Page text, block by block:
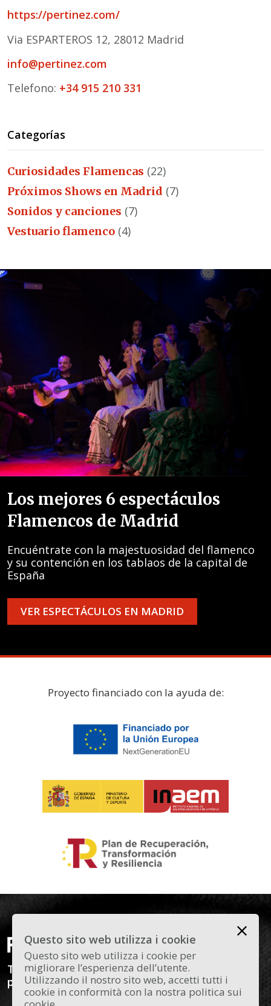
https://pertinez.com/
Via ESPARTEROS 12, 28012 Madrid
info@pertinez.com
Telefono: +34 915 210 331
Categorías
Curiosidades Flamencas (22)
Próximos Shows en Madrid (7)
Sonidos y canciones (7)
Vestuario flamenco (4)
Los mejores 6 espectáculos
Flamencos de Madrid
Encuéntrate con la majestuosidad del flamenco
y su contención en los tablaos de la capital de
España
VER ESPECTÁCULOS EN MADRID
Proyecto financiado con la ayuda de:
Todas las novedades y curiosidades sobre el
panorama actual del flamenco en Madrid.
Questo sito web utilizza i cookie
Questo sito web utilizza i cookie per
migliorare l’esperienza dell’utente.
Utilizzando il nostro sito web, accetti tutti i
cookie in conformità con la nostra politica sui